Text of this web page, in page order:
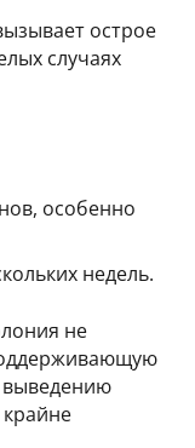
острое
случаях
особенно
недель.
не